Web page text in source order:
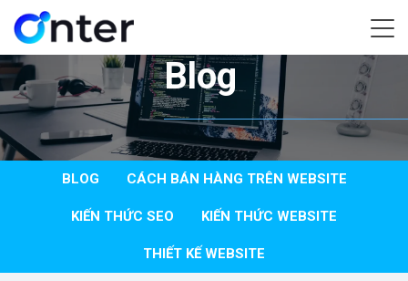
Blog
BLOG CÁCH BÁN HÀNG TRÊN WEBSITE
KIẾN THỨC SEO KIẾN THỨC WEBSITE
THIẾT KẾ WEBSITE